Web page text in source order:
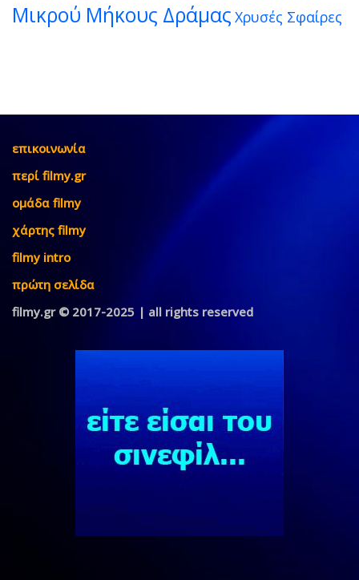
Μικρού Μήκους Δράμας Χρυσές Σφαίρες
επικοινωνία
περί filmy.gr
ομάδα filmy
χάρτης filmy
filmy intro
πρώτη σελίδα
filmy.gr © 2017-2025 | all rights reserved